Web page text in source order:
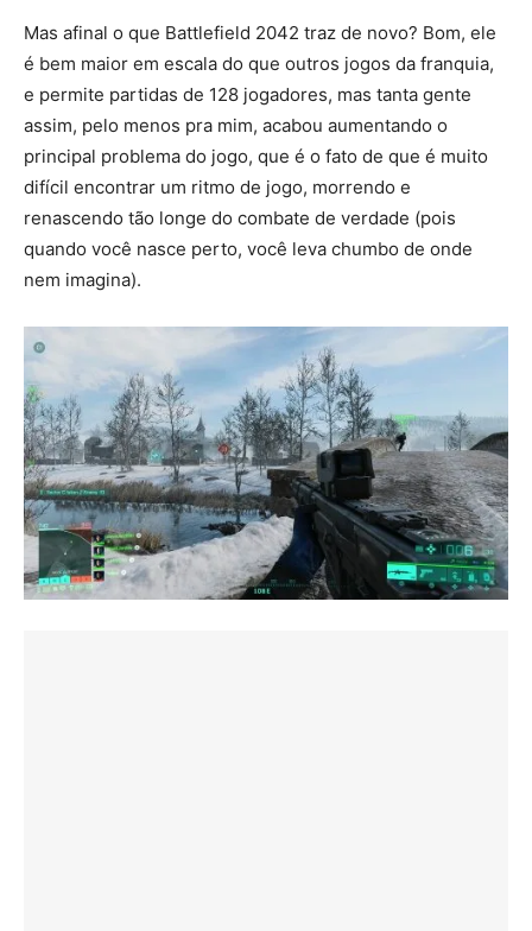
Mas afinal o que Battlefield 2042 traz de novo? Bom, ele
é bem maior em escala do que outros jogos da franquia,
e permite partidas de 128 jogadores, mas tanta gente
assim, pelo menos pra mim, acabou aumentando o
principal problema do jogo, que é o fato de que é muito
difícil encontrar um ritmo de jogo, morrendo e
renascendo tão longe do combate de verdade (pois
quando você nasce perto, você leva chumbo de onde
nem imagina).